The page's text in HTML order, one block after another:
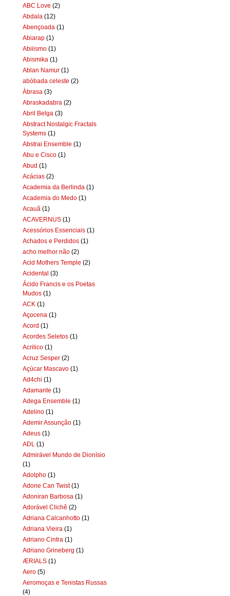
ABC Love (2)
Abdala (12)
Abençoada (1)
Abiarap (1)
Abiiismo (1)
Abismika (1)
Ablan Namur (1)
abóbada celeste (2)
Àbrasa (3)
Abraskadabra (2)
Abril Belga (3)
Abstract Nostalgic Fractals
Systems (1)
Abstrai Ensemble (1)
Abu e Cisco (1)
Abud (1)
Acácias (2)
Academia da Berlinda (1)
Academia do Medo (1)
Acauã (1)
ACAVERNUS (1)
Acessórios Essenciais (1)
Achados e Perdidos (1)
acho melhor não (2)
Acid Mothers Temple (2)
Acidental (3)
Ácido Francis e os Poetas
Mudos (1)
ACK (1)
Açocena (1)
Acord (1)
Acordes Seletos (1)
Acrilico (1)
Acruz Sesper (2)
Açúcar Mascavo (1)
Ad4chi (1)
Adamante (1)
Adega Ensemble (1)
Adelino (1)
Ademir Assunção (1)
Adeus (1)
ADL (1)
Admirável Mundo de Dionísio
(1)
Adolpho (1)
Adone Can Twist (1)
Adoniran Barbosa (1)
Adorável Clichê (2)
Adriana Calcanhotto (1)
Adriana Vieira (1)
Adriano Cintra (1)
Adriano Grineberg (1)
ÆRIALS (1)
Aero (5)
Aeromoças e Tenistas Russas
(4)